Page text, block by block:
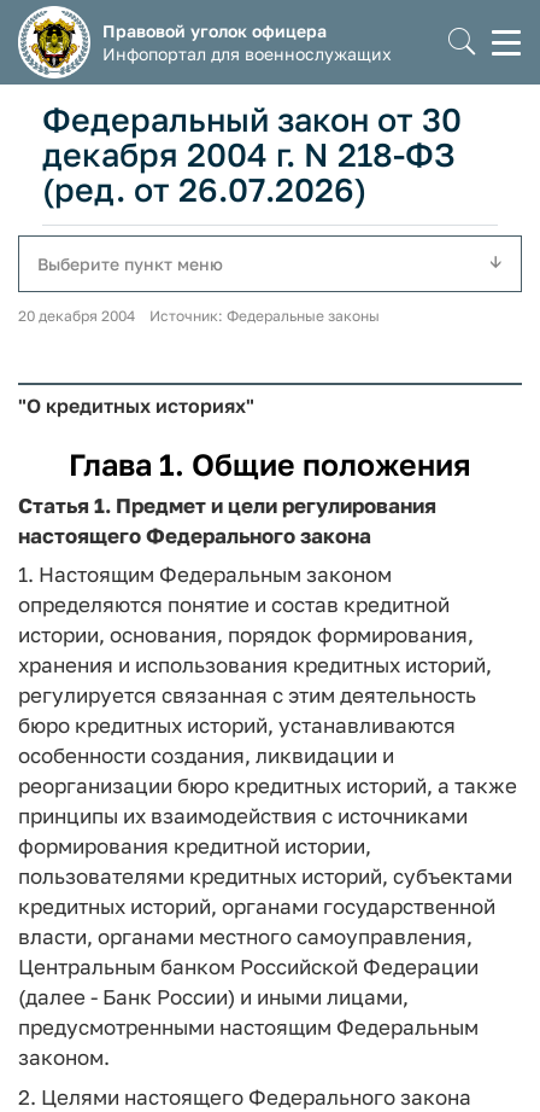
Правовой уголок офицера
Инфопортал для военнослужащих
Федеральный закон от 30
декабря 2004 г. N 218-ФЗ
(ред. от 26.07.2026)
Выберите пункт меню
20 декабря 2004 Источник: Федеральные законы
"О кредитных историях"
Глава 1. Общие положения
Статья 1. Предмет и цели регулирования
настоящего Федерального закона
1. Настоящим Федеральным законом
определяются понятие и состав кредитной
истории, основания, порядок формирования,
хранения и использования кредитных историй,
регулируется связанная с этим деятельность
бюро кредитных историй, устанавливаются
особенности создания, ликвидации и
реорганизации бюро кредитных историй, а также
принципы их взаимодействия с источниками
формирования кредитной истории,
пользователями кредитных историй, субъектами
кредитных историй, органами государственной
власти, органами местного самоуправления,
Центральным банком Российской Федерации
(далее - Банк России) и иными лицами,
предусмотренными настоящим Федеральным
законом.
2. Целями настоящего Федерального закона